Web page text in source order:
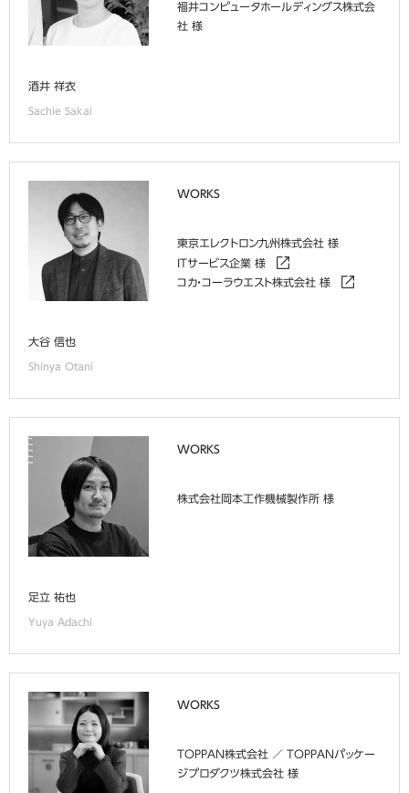
酒井 祥衣
Sachie Sakai
福井コンピュータホールディングス株式会
社 様
大谷 信也
Shinya Otani
WORKS
東京エレクトロン九州株式会社 様
ITサービス企業 様
コカ・コーラウエスト株式会社 様
足立 祐也
Yuya Adachi
WORKS
株式会社岡本工作機械製作所 様
WORKS
TOPPAN株式会社 ／ TOPPANパッケー
ジプロダクツ株式会社 様